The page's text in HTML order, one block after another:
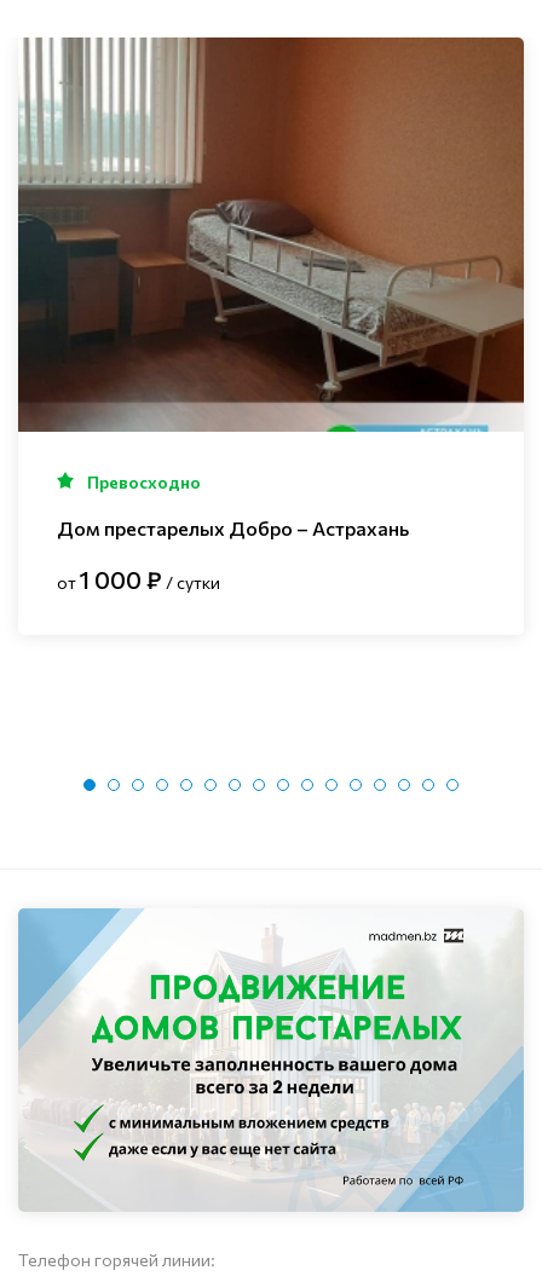
Превосходно
Дом престарелых Добро – Астрахань
от1 000 ₽ / сутки
Телефон горячей линии: